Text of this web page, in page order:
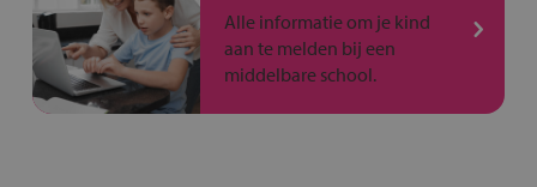
Alle informatie om je kind
aan te melden bij een
middelbare school.